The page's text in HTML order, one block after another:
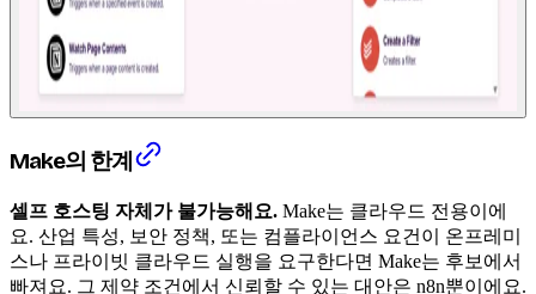
Make의 한계
셀프 호스팅 자체가 불가능해요. Make는 클라우드 전용이에
요. 산업 특성, 보안 정책, 또는 컴플라이언스 요건이 온프레미
스나 프라이빗 클라우드 실행을 요구한다면 Make는 후보에서
빠져요. 그 제약 조건에서 신뢰할 수 있는 대안은 n8n뿐이에요.